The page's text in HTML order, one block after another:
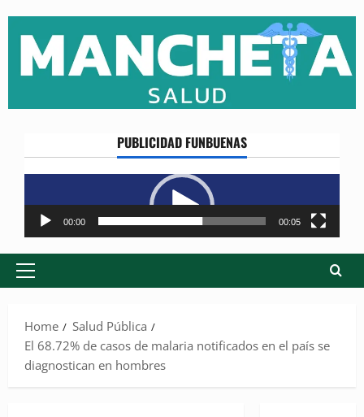
content
PUBLICIDAD FUNBUENAS
Reproductor
de
vídeo
00:00 00:05
Primary
Home
Salud Pública
El 68.72% de casos de malaria notificados en el país se
diagnostican en hombres